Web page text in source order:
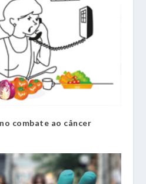
combate ao câncer